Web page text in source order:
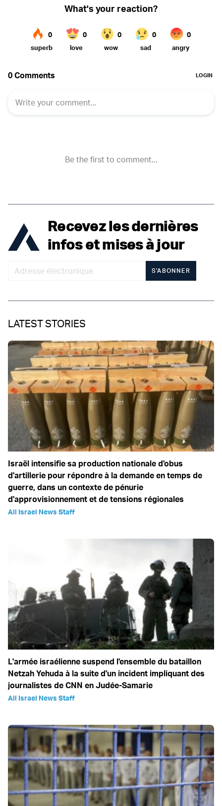
Recevez les dernières
infos et mises à jour
S'ABONNER
LATEST STORIES
Israël intensifie sa production nationale d'obus
d'artillerie pour répondre à la demande en temps de
guerre, dans un contexte de pénurie
d'approvisionnement et de tensions régionales
All Israel News Staff
L'armée israélienne suspend l'ensemble du bataillon
Netzah Yehuda à la suite d'un incident impliquant des
journalistes de CNN en Judée-Samarie
All Israel News Staff